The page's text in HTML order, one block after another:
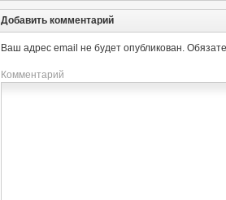
Добавить комментарий
Ваш адрес email не будет опубликован.
Комментарий